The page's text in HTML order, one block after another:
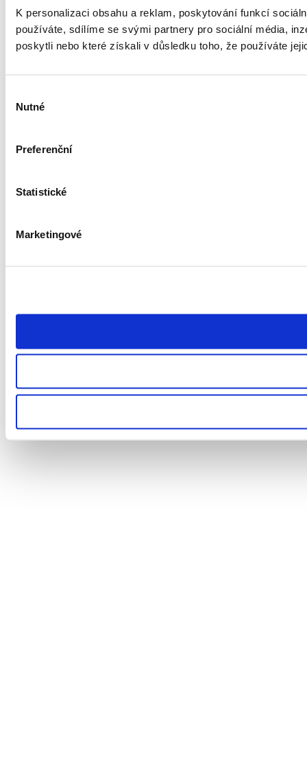
K personalizaci obsahu a reklam, poskytování funkcí
používáte, sdílíme se svými partnery pro sociální média,
poskytli nebo které získali v důsledku toho, že používáte
souhlasu
Nutné
Preferenční
Statistické
Marketingové